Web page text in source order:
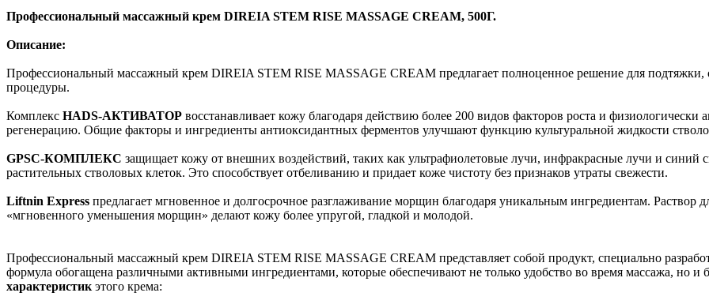
Профессиональный массажный крем DIREIA STEM RISE MASSAGE CREAM, 500Г.
Описание:
Профессиональный массажный крем DIREIA STEM RISE MASSAGE CREAM предлагает полноценное решение для подтяжки,
процедуры.
Комплекс HADS-АКТИВАТОР восстанавливает кожу благодаря действию более 200 видов факторов роста и
регенерацию. Общие факторы и ингредиенты антиоксидантных ферментов улучшают функцию культуральной жидкости
GPSC-КОМПЛЕКС защищает кожу от внешних воздействий, таких как ультрафиолетовые лучи, инфракрасные лучи и синий
растительных стволовых клеток. Это способствует отбеливанию и придает коже чистоту без признаков утраты свежести.
Liftnin Express предлагает мгновенное и долгосрочное разглаживание морщин благодаря уникальным ингредиентам. Раствор
«мгновенного уменьшения морщин» делают кожу более упругой, гладкой и молодой.
Профессиональный массажный крем DIREIA STEM RISE MASSAGE CREAM представляет собой продукт, специально
формула обогащена различными активными ингредиентами, которые обеспечивают не только удобство во время массажа, но и
характеристик этого крема: